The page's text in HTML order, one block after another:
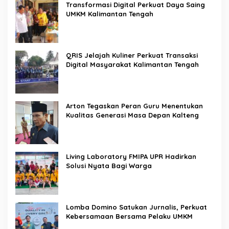
Transformasi Digital Perkuat Daya Saing
UMKM Kalimantan Tengah
QRIS Jelajah Kuliner Perkuat Transaksi
Digital Masyarakat Kalimantan Tengah
Arton Tegaskan Peran Guru Menentukan
Kualitas Generasi Masa Depan Kalteng
Living Laboratory FMIPA UPR Hadirkan
Solusi Nyata Bagi Warga
Lomba Domino Satukan Jurnalis, Perkuat
Kebersamaan Bersama Pelaku UMKM